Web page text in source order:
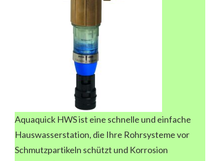
Aquaquick HWS ist eine schnelle und einfache
Hauswasserstation, die Ihre Rohrsysteme vor
Schmutzpartikeln schützt und Korrosion